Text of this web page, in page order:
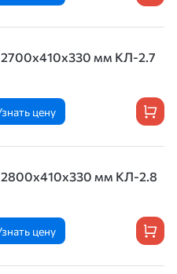
2700х410х330 мм КЛ-2.7
цену
2800х410х330 мм КЛ-2.8
цену